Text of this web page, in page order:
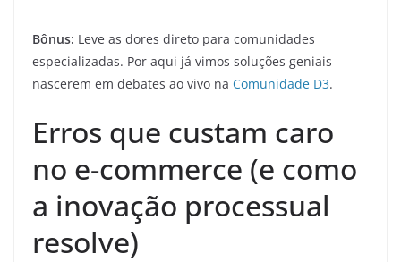
Bônus: Leve as dores direto para comunidades
especializadas. Por aqui já vimos soluções geniais
nascerem em debates ao vivo na Comunidade D3.
Erros que custam caro
no e-commerce (e como
a inovação processual
resolve)